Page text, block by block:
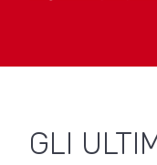
GLI